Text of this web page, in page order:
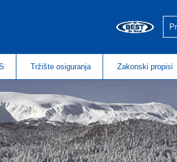
Tržište osiguranja Zakonski propisi